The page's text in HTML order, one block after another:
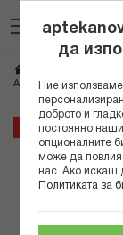
към
съдържанието
АПИВИТА
20%
Преминете
края
да
Ние
доброто и
постоянно
опционалните
може да
нас. Ако искаш
Политиката за